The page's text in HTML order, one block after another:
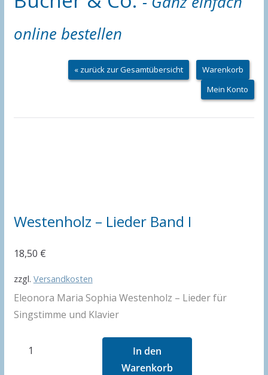
online bestellen
« zurück zur Gesamtübersicht
Warenkorb
Mein Konto
Westenholz – Lieder Band I
18,50 €
zzgl. Versandkosten
Eleonora Maria Sophia Westenholz – Lieder für
Singstimme und Klavier
Westenholz
In den
Warenkorb